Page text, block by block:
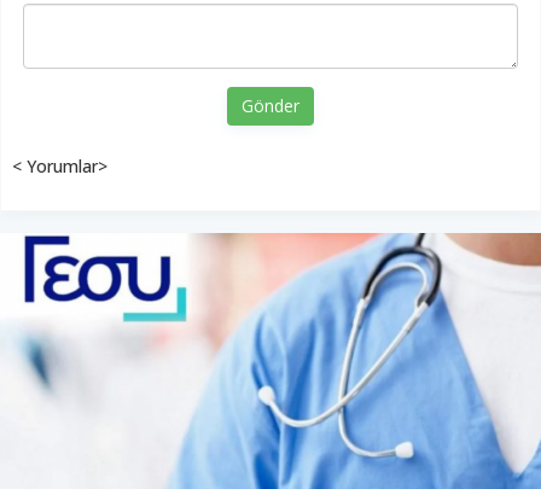
Gönder
< Yorumlar>